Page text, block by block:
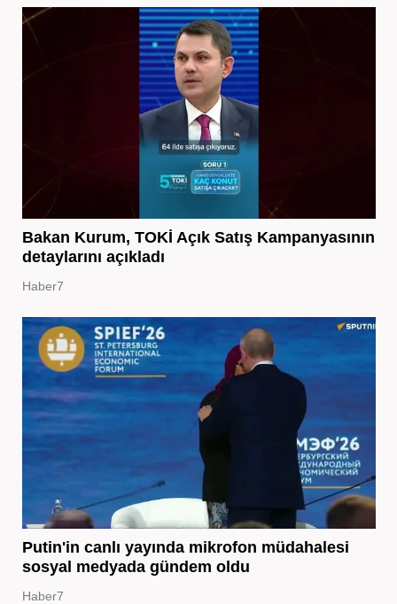
Bakan Kurum, TOKİ Açık Satış Kampanyasının
detaylarını açıkladı
Haber7
Putin'in canlı yayında mikrofon müdahalesi
sosyal medyada gündem oldu
Haber7